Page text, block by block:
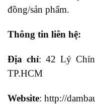
đồng/sản phẩm.
Thông tin liên hệ:
Địa chỉ: 42 Lý
TP.HCM
Website: http://